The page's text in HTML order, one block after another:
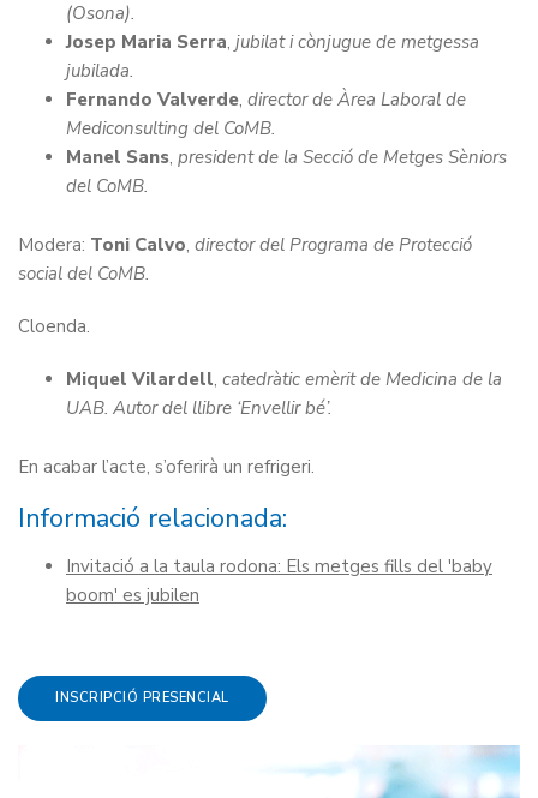
(Osona).
Josep Maria Serra, jubilat i cònjugue de metgessa
jubilada.
Fernando Valverde, director de Àrea Laboral de
Mediconsulting del CoMB.
Manel Sans, president de la Secció de Metges Sèniors
del CoMB.
Modera: Toni Calvo, director del Programa de Protecció
social del CoMB.
Cloenda.
Miquel Vilardell, catedràtic emèrit de Medicina de la
UAB. Autor del llibre ‘Envellir bé’.
En acabar l’acte, s’oferirà un refrigeri.
Informació relacionada:
Invitació a la taula rodona: Els metges fills del 'baby
boom' es jubilen
INSCRIPCIÓ PRESENCIAL